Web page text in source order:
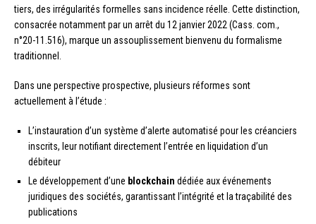
tiers, des irrégularités formelles sans incidence réelle. Cette distinction,
consacrée notamment par un arrêt du 12 janvier 2022 (Cass. com.,
n°20-11.516), marque un assouplissement bienvenu du formalisme
traditionnel.
Dans une perspective prospective, plusieurs réformes sont
actuellement à l’étude :
L’instauration d’un système d’alerte automatisé pour les créanciers
inscrits, leur notifiant directement l’entrée en liquidation d’un
débiteur
Le développement d’une blockchain dédiée aux événements
juridiques des sociétés, garantissant l’intégrité et la traçabilité des
publications